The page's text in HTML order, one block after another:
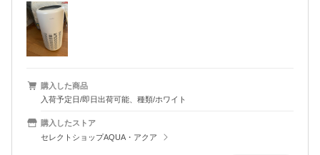
購入した商品
入荷予定日/即日出荷可能、種類/ホワイト
購入したストア
セレクトショップAQUA・アクア